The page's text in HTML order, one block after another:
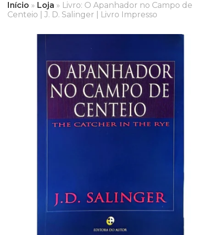
Início » Loja » Livro: O Apanhador no Campo de
Centeio | J. D. Salinger | Livro Impresso